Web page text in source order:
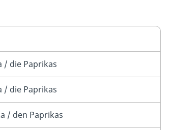
/ die Paprikas
/ die Paprikas
/ den Paprikas